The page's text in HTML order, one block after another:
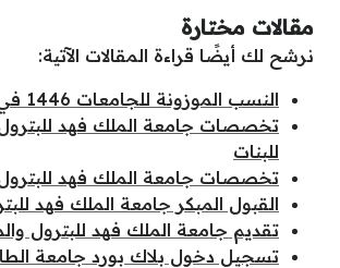
مقالات مختارة
نرشح لك أيضًا قراءة المقالات الآتية:
النسب الموزونة للجامعات 1446 في السعودية
تخصصات جامعة الملك فهد للبترول
للبنات
تخصصات جامعة الملك فهد للبترول
القبول المبكر جامعة الملك فهد
تقديم جامعة الملك فهد للبترول
تسجيل دخول بلاك بورد جامعة